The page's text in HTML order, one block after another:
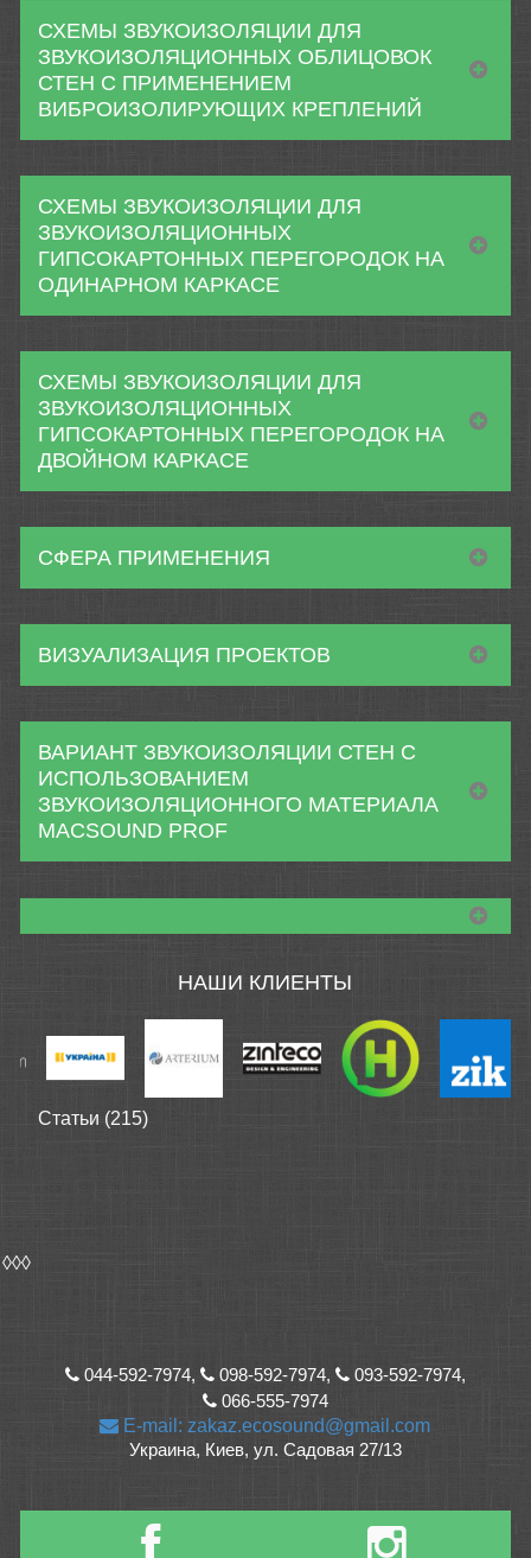
СХЕМЫ ЗВУКОИЗОЛЯЦИИ ДЛЯ
ЗВУКОИЗОЛЯЦИОННЫХ ОБЛИЦОВОК
СТЕН С ПРИМЕНЕНИЕМ
ВИБРОИЗОЛИРУЮЩИХ КРЕПЛЕНИЙ
СХЕМЫ ЗВУКОИЗОЛЯЦИИ ДЛЯ
ЗВУКОИЗОЛЯЦИОННЫХ
ГИПСОКАРТОННЫХ ПЕРЕГОРОДОК НА
ОДИНАРНОМ КАРКАСЕ
СХЕМЫ ЗВУКОИЗОЛЯЦИИ ДЛЯ
ЗВУКОИЗОЛЯЦИОННЫХ
ГИПСОКАРТОННЫХ ПЕРЕГОРОДОК НА
ДВОЙНОМ КАРКАСЕ
СФЕРА ПРИМЕНЕНИЯ
ВИЗУАЛИЗАЦИЯ ПРОЕКТОВ
ВАРИАНТ ЗВУКОИЗОЛЯЦИИ СТЕН С
ИСПОЛЬЗОВАНИЕМ
ЗВУКОИЗОЛЯЦИОННОГО МАТЕРИАЛА
MACSOUND PROF
НАШИ КЛИЕНТЫ
Статьи (215)
◊◊◊
044-592-7974, 098-592-7974,
093-592-7974,
066-555-7974
E-mail: zakaz.ecosound@gmail.com
Украина, Киев, ул. Садовая 27/13